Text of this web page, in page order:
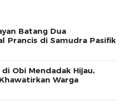
Batang Dua
Prancis di Samudra Pasifik
Obi Mendadak Hijau,
Warga